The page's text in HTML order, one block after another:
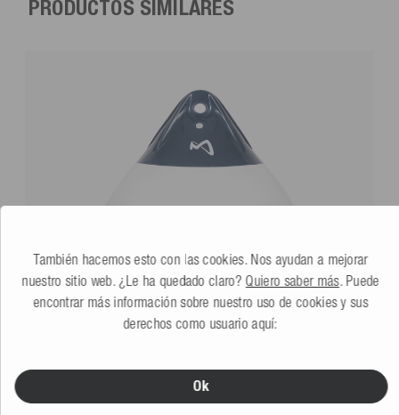
PRODUCTOS SIMILARES
También hacemos esto con las cookies. Nos ayudan a mejorar
nuestro sitio web. ¿Le ha quedado claro? Quiero saber más. Puede
encontrar más información sobre nuestro uso de cookies y sus
derechos como usuario aquí:
Ok